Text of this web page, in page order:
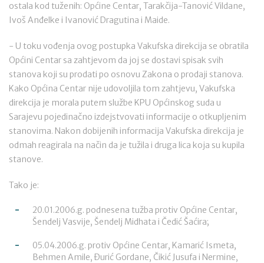
ostala kod tuženih: Općine Centar, Tarakčija-Tanović Vildane,
Ivoš Anđelke i Ivanović Dragutina i Maide.
- U toku vođenja ovog postupka Vakufska direkcija se obratila
Općini Centar sa zahtjevom da joj se dostavi spisak svih
stanova koji su prodati po osnovu Zakona o prodaji stanova.
Kako Općina Centar nije udovoljila tom zahtjevu, Vakufska
direkcija je morala putem službe KPU Općinskog suda u
Sarajevu pojedinačno izdejstvovati informacije o otkupljenim
stanovima. Nakon dobijenih informacija Vakufska direkcija je
odmah reagirala na način da je tužila i druga lica koja su kupila
stanove.
Tako je:
20.01.2006.g. podnesena tužba protiv Općine Centar,
Šendelj Vasvije, Šendelj Midhata i Čedić Šaćira;
05.04.2006.g. protiv Općine Centar, Kamarić Ismeta,
Behmen Amile, Đurić Gordane, Čikić Jusufa i Nermine,